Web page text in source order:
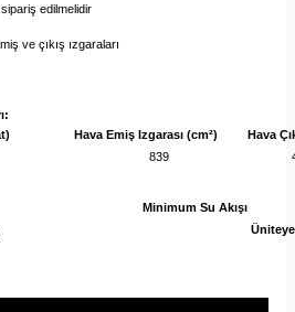
edilmelidir
ve çıkış ızgaraları
Hava Emiş Izgarası (cm²)
Hava
839
Minimum Su Akışı